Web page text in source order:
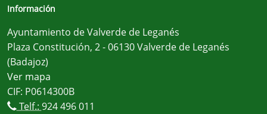
Información
Ayuntamiento de Valverde de Leganés
Plaza Constitución, 2 - 06130 Valverde de Leganés
(Badajoz)
Ver mapa
CIF: P0614300B
Telf.: 924 496 011